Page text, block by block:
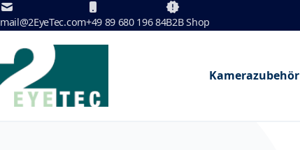
Zum Inhalt springen
mail@2EyeTec.com+49 89 680 196 84B2B Shop
Kamerazubehör